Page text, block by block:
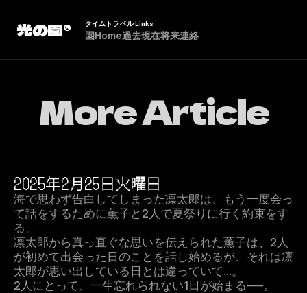
光の園® タイムトラベル Links
園Home過去現在将来連絡
More Article
2025年2月25日火曜日
海で思わず告白してしまった凛太郎は、もう一度会っ
て話をするために薫子と2人で夏祭りに行く約束をす
る。
凛太郎から真っ直ぐな思いを伝えられた薫子は、2人
が初めて出会った日のことを話し始めるが、それは凛
太郎が思い出している日とは違っていて…。
2人にとって、一生忘れられない1日が始まる──。